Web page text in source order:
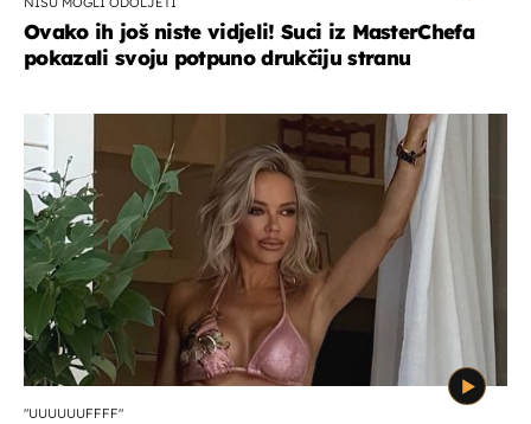
Ovako ih još niste vidjeli! Suci iz MasterChefa
pokazali svoju potpuno drukčiju stranu
"UUUUUUFFFF"